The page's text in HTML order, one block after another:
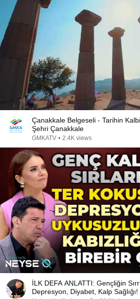
Çanakkale Belgeseli - Tarihin
Şehri Çanakkale
GMKATV • 2.4K views
İLK DEFA ANLATTI: Gençliğin
Depresyon, Diyabet, Kalp